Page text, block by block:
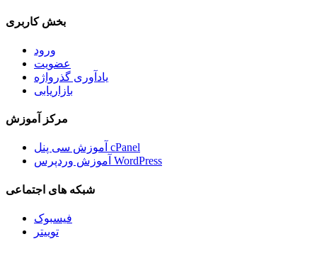
بخش کاربری
ورود
عضویت
یادآوری گذرواژه
بازاریابی
مرکز آموزش
آموزش سی پنل cPanel
آموزش وردپرس WordPress
شبکه های اجتماعی
فیسبوک
توییتر